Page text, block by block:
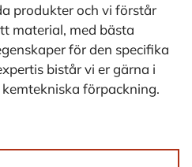
produkter och vi förstår
material, med bästa
för den specifika
bistår vi er gärna i
förpackning.